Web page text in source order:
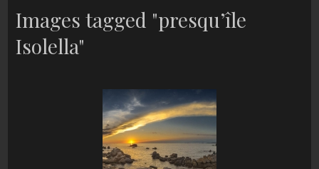
Images tagged "presqu’île
Isolella"